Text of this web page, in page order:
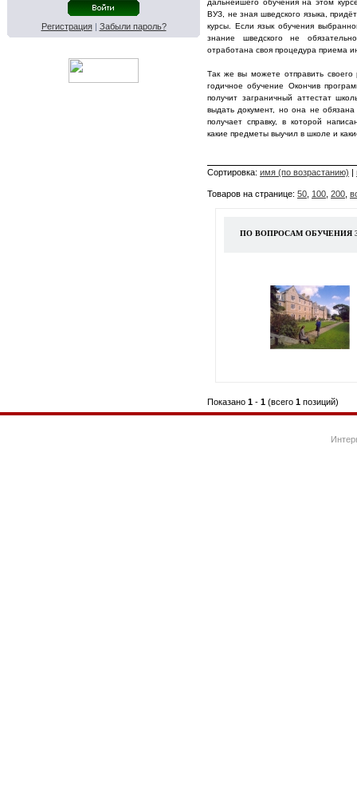
Регистрация| Забыли пароль?
дальнейшего обучения на этом
ВУЗ, не зная шведского языка,
курсы. Если язык обучения
знание шведского не
отработана своя процедура приема
Так же вы можете отправить
годичное обучение Окончив
получит заграничный аттестат
выдать документ, но она не
получает справку, в которой
какие предметы выучил в школе и
Сортировка: имя (по возрастанию) |
Товаров на странице: 50 100 200
ПО ВОПРОСАМ ОБУЧЕНИЯ
Показано 1 - 1 (всего 1 позиций)